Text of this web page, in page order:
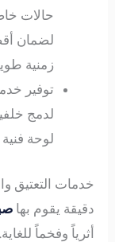
حالات
لضمان
زمنية
توفير
لدمج
لوحة
خدمات التعتيق
دقيقة يقوم بها
أثرياً وفخماً للغاية.